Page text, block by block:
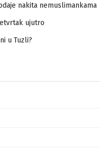
nakita nemuslimankama
ujutro
u Tuzli?